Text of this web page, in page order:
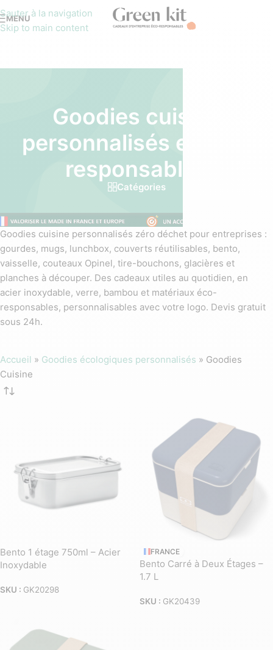
Sauter à la navigation
Skip to main content
MENU
Goodies cuisine
personnalisés et éco-
responsables
Catégories
Goodies cuisine personnalisés zéro déchet pour entreprises :
gourdes, mugs, lunchbox, couverts réutilisables, bento,
vaisselle, couteaux Opinel, tire-bouchons, glacières et
planches à découper. Des cadeaux utiles au quotidien, en
acier inoxydable, verre, bambou et matériaux éco-
responsables, personnalisables avec votre logo. Devis gratuit
sous 24h.
Accueil » Goodies écologiques personnalisés » Goodies
Cuisine
Bento 1 étage 750ml – Acier
Inoxydable
SKU : GK20298
FRANCE
Bento Carré à Deux Étages –
1.7 L
SKU : GK20439